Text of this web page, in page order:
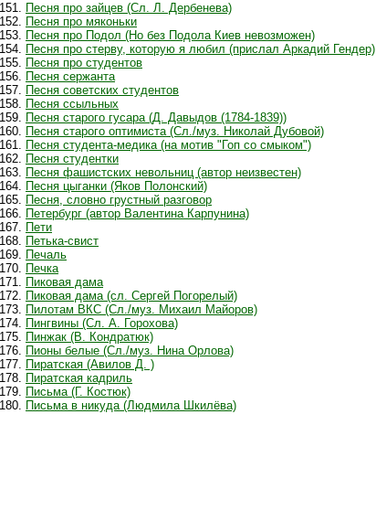
Песня про зайцев (Сл. Л. Дербенева)
Песня про мяконьки
Песня про Подол (Но без Подола Киев невозможен)
Песня про стерву, которую я любил (прислал Аркадий Гендер)
Песня про студентов
Песня сержанта
Песня советских студентов
Песня ссыльных
Песня старого гусара (Д. Давыдов (1784-1839))
Песня старого оптимиста (Сл./муз. Николай Дубовой)
Песня студента-медика (на мотив "Гоп со смыком")
Песня студентки
Песня фашистских невольниц (автор неизвестен)
Песня цыганки (Яков Полонский)
Песня, словно грустный разговор
Петербург (автор Валентина Карпунина)
Пети
Петька-свист
Печаль
Печка
Пиковая дама
Пиковая дама (сл. Сергей Погорелый)
Пилотам ВКС (Сл./муз. Михаил Майоров)
Пингвины (Сл. А. Горохова)
Пинжак (В. Кондратюк)
Пионы белые (Сл./муз. Нина Орлова)
Пиратская (Авилов Д. )
Пиратская кадриль
Письма (Г. Костюк)
Письма в никуда (Людмила Шкилёва)